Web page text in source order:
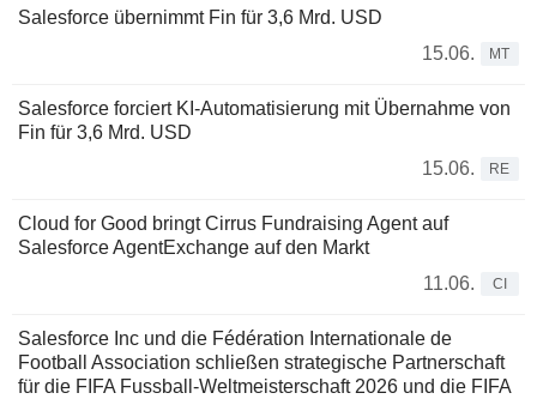
Salesforce übernimmt Fin für 3,6 Mrd. USD
15.06.
MT
Salesforce forciert KI-Automatisierung mit Übernahme von
Fin für 3,6 Mrd. USD
15.06.
RE
Cloud for Good bringt Cirrus Fundraising Agent auf
Salesforce AgentExchange auf den Markt
11.06.
CI
Salesforce Inc und die Fédération Internationale de
Football Association schließen strategische Partnerschaft
für die FIFA Fussball-Weltmeisterschaft 2026 und die FIFA